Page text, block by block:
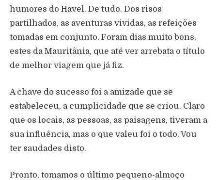
humores do Havel. De tudo. Dos risos
partilhados, as aventuras vividas, as refeições
tomadas em conjunto. Foram dias muito bons,
estes da Mauritânia, que até ver arrebata o título
de melhor viagem que já fiz.
A chave do sucesso foi a amizade que se
estabeleceu, a cumplicidade que se criou. Claro
que os locais, as pessoas, as paisagens, tiveram a
sua influência, mas o que valeu foi o todo. Vou
ter saudades disto.
Pronto, tomamos o último pequeno-almoço